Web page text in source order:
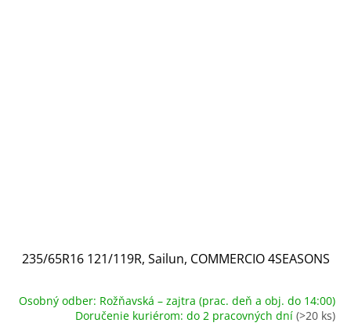
235/65R16 121/119R, Sailun, COMMERCIO 4SEASONS
Osobný odber: Rožňavská – zajtra (prac. deň a obj. do 14:00)
Doručenie kuriérom: do 2 pracovných dní (>20 ks)